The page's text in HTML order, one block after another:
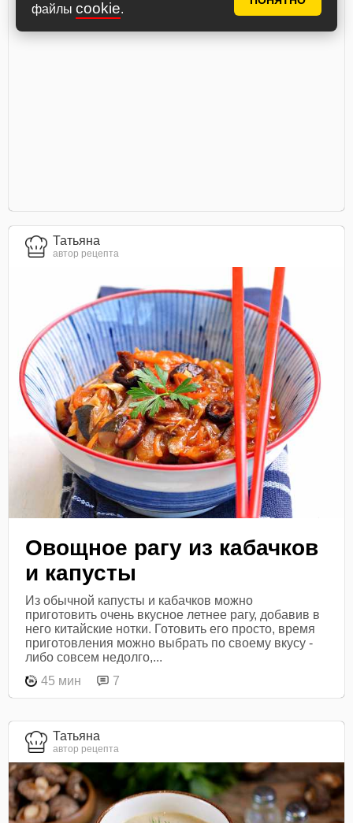
файлы cookie.
Татьяна
автор рецепта
Овощное рагу из кабачков
и капусты
Из обычной капусты и кабачков можно
приготовить очень вкусное летнее рагу, добавив в
него китайские нотки. Готовить его просто, время
приготовления можно выбрать по своему вкусу -
либо совсем недолго,...
45 мин
7
Татьяна
автор рецепта